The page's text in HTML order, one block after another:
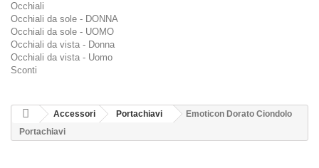
Occhiali
Occhiali da sole - DONNA
Occhiali da sole - UOMO
Occhiali da vista - Donna
Occhiali da vista - Uomo
Sconti
Accessori Portachiavi
Emoticon Dorato Ciondolo
Portachiavi